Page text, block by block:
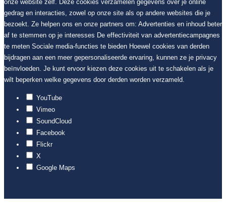
onze website zelf. Deze cookies verzamelen gegevens over je online
gedrag en interacties, zowel op onze site als op andere websites die je
bezoekt. Ze helpen ons en onze partners om: Advertenties en inhoud beter
af te stemmen op je interesses De effectiviteit van advertentiecampagnes
te meten Sociale media-functies te bieden Hoewel cookies van derden
bijdragen aan een meer gepersonaliseerde ervaring, kunnen ze je privacy
beïnvloeden. Je kunt ervoor kiezen deze cookies uit te schakelen als je
wilt beperken welke gegevens door derden worden verzameld.
YouTube
Vimeo
SoundCloud
Facebook
Flickr
X
Google Maps